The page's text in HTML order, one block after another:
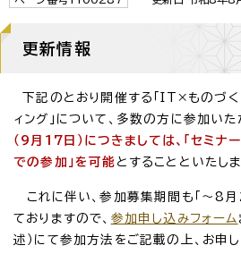
更新情報
下記のとおり開催する「IT×ものづく
ィング」について、多数の方に参加いた
（9月17日）につきましては、「セミナ
での参加」を可能 とすることといたしま
これに伴い、参加募集期間も「～8
ておりますので、 参加申し込みフォーム
述）にて参加方法をご記載の上、お申し